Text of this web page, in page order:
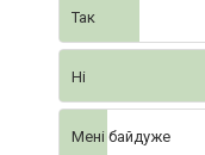
Так
Ні
Мені байдуже